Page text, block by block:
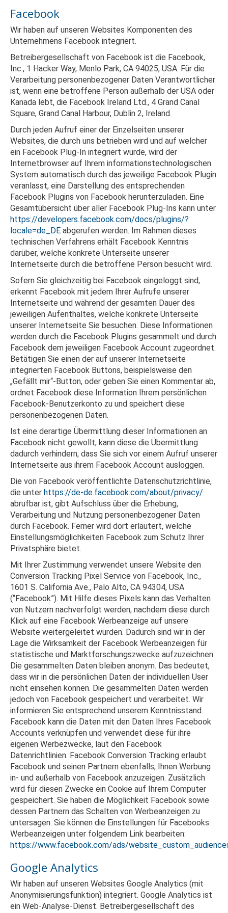
Facebook
Wir haben auf unseren Websites Komponenten des
Unternehmens Facebook integriert.
Betreibergesellschaft von Facebook ist die Facebook,
Inc., 1 Hacker Way, Menlo Park, CA 94025, USA. Für die
Verarbeitung personenbezogener Daten Verantwortlicher
ist, wenn eine betroffene Person außerhalb der USA oder
Kanada lebt, die Facebook Ireland Ltd., 4 Grand Canal
Square, Grand Canal Harbour, Dublin 2, Ireland.
Durch jeden Aufruf einer der Einzelseiten unserer
Websites, die durch uns betrieben wird und auf welcher
ein Facebook Plug-In integriert wurde, wird der
Internetbrowser auf Ihrem informationstechnologischen
System automatisch durch das jeweilige Facebook Plugin
veranlasst, eine Darstellung des entsprechenden
Facebook Plugins von Facebook herunterzuladen. Eine
Gesamtübersicht über aller Facebook Plug-Ins kann unter
https://developers.facebook.com/docs/plugins/?
locale=de_DE abgerufen werden. Im Rahmen dieses
technischen Verfahrens erhält Facebook Kenntnis
darüber, welche konkrete Unterseite unserer
Internetseite durch die betroffene Person besucht wird.
Sofern Sie gleichzeitig bei Facebook eingeloggt sind,
erkennt Facebook mit jedem Ihrer Aufrufe unserer
Internetseite und während der gesamten Dauer des
jeweiligen Aufenthaltes, welche konkrete Unterseite
unserer Internetseite Sie besuchen. Diese Informationen
werden durch die Facebook Plugins gesammelt und durch
Facebook dem jeweiligen Facebook Account zugeordnet.
Betätigen Sie einen der auf unserer Internetseite
integrierten Facebook Buttons, beispielsweise den
„Gefällt mir“-Button, oder geben Sie einen Kommentar ab,
ordnet Facebook diese Information Ihrem persönlichen
Facebook-Benutzerkonto zu und speichert diese
personenbezogenen Daten.
Ist eine derartige Übermittlung dieser Informationen an
Facebook nicht gewollt, kann diese die Übermittlung
dadurch verhindern, dass Sie sich vor einem Aufruf unserer
Internetseite aus ihrem Facebook Account ausloggen.
Die von Facebook veröffentlichte Datenschutzrichtlinie,
die unter https://de-de.facebook.com/about/privacy/
abrufbar ist, gibt Aufschluss über die Erhebung,
Verarbeitung und Nutzung personenbezogener Daten
durch Facebook. Ferner wird dort erläutert, welche
Einstellungsmöglichkeiten Facebook zum Schutz Ihrer
Privatsphäre bietet.
Mit Ihrer Zustimmung verwendet unsere Website den
Conversion Tracking Pixel Service von Facebook, Inc.,
1601 S. California Ave., Palo Alto, CA 94304, USA
(“Facebook”). Mit Hilfe dieses Pixels kann das Verhalten
von Nutzern nachverfolgt werden, nachdem diese durch
Klick auf eine Facebook Werbeanzeige auf unsere
Website weitergeleitet wurden. Dadurch sind wir in der
Lage die Wirksamkeit der Facebook Werbeanzeigen für
statistische und Marktforschungszwecke aufzuzeichnen.
Die gesammelten Daten bleiben anonym. Das bedeutet,
dass wir in die persönlichen Daten der individuellen User
nicht einsehen können. Die gesammelten Daten werden
jedoch von Facebook gespeichert und verarbeitet. Wir
informieren Sie entsprechend unserem Kenntnisstand.
Facebook kann die Daten mit den Daten Ihres Facebook
Accounts verknüpfen und verwendet diese für ihre
eigenen Werbezwecke, laut den Facebook
Datenrichtlinien. Facebook Conversion Tracking erlaubt
Facebook und seinen Partnern ebenfalls, Ihnen Werbung
in- und außerhalb von Facebook anzuzeigen. Zusätzlich
wird für diesen Zwecke ein Cookie auf Ihrem Computer
gespeichert. Sie haben die Möglichkeit Facebook sowie
dessen Partnern das Schalten von Werbeanzeigen zu
untersagen. Sie können die Einstellungen für Facebooks
Werbeanzeigen unter folgendem Link bearbeiten:
https://www.facebook.com/ads/
Google Analytics
Wir haben auf unseren Websites Google Analytics (mit
Anonymisierungsfunktion) integriert. Google Analytics ist
ein Web-Analyse-Dienst. Betreibergesellschaft des